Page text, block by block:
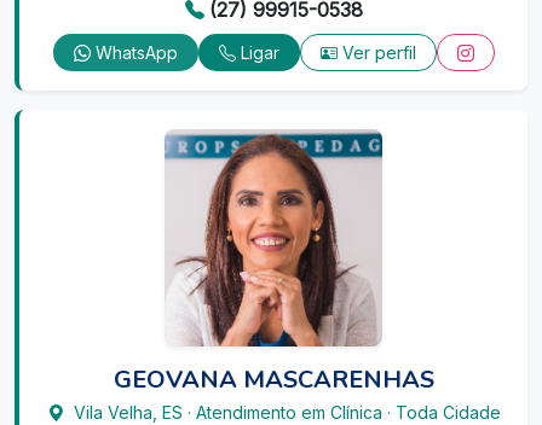
(27) 99915-0538
WhatsApp Ligar Ver perfil
GEOVANA MASCARENHAS
Vila Velha ES · Atendimento em Clínica · Toda Cidade